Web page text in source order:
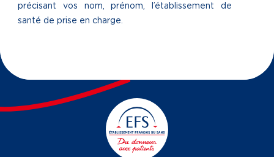
précisant vos nom, prénom, l’établissement de
santé de prise en charge.